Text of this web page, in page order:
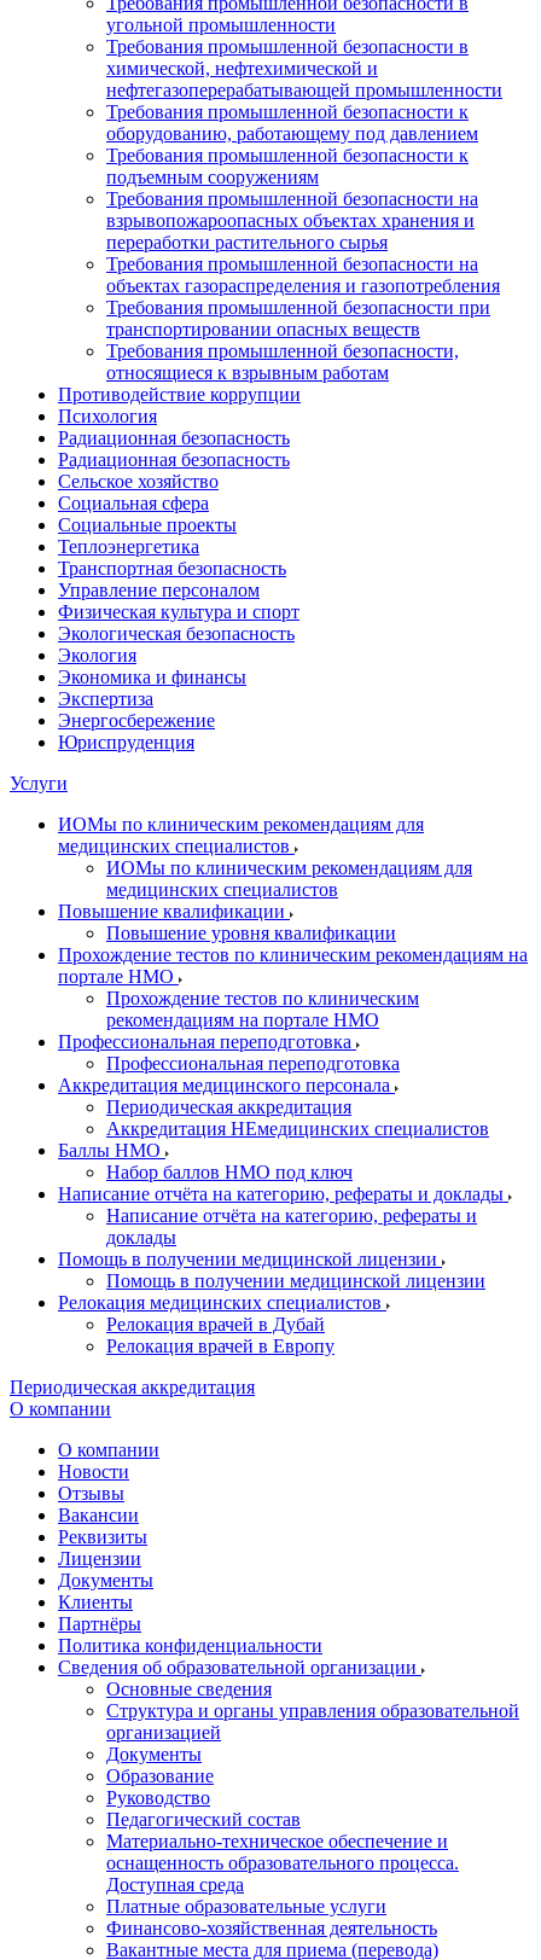
угольной промышленности
Требования промышленной безопасности в
химической, нефтехимической и
нефтегазоперерабатывающей промышленности
Требования промышленной безопасности к
оборудованию, работающему под давлением
Требования промышленной безопасности к
подъемным сооружениям
Требования промышленной безопасности на
взрывопожароопасных объектах хранения и
переработки растительного сырья
Требования промышленной безопасности на
объектах газораспределения и газопотребления
Требования промышленной безопасности при
транспортировании опасных веществ
Требования промышленной безопасности,
относящиеся к взрывным работам
Противодействие коррупции
Психология
Радиационная безопасность
Радиационная безопасность
Сельское хозяйство
Социальная сфера
Социальные проекты
Теплоэнергетика
Транспортная безопасность
Управление персоналом
Физическая культура и спорт
Экологическая безопасность
Экология
Экономика и финансы
Экспертиза
Энергосбережение
Юриспруденция
Услуги
ИОМы по клиническим рекомендациям для
медицинских специалистов
ИОМы по клиническим рекомендациям для
медицинских специалистов
Повышение квалификации
Повышение уровня квалификации
Прохождение тестов по клиническим рекомендациям на
портале НМО
Прохождение тестов по клиническим
рекомендациям на портале НМО
Профессиональная переподготовка
Профессиональная переподготовка
Аккредитация медицинского персонала
Периодическая аккредитация
Аккредитация НЕмедицинских специалистов
Баллы НМО
Набор баллов НМО под ключ
Написание отчёта на категорию, рефераты и доклады
Написание отчёта на категорию, рефераты и
доклады
Помощь в получении медицинской лицензии
Помощь в получении медицинской лицензии
Релокация медицинских специалистов
Релокация врачей в Дубай
Релокация врачей в Европу
Периодическая аккредитация
О компании
О компании
Новости
Отзывы
Вакансии
Реквизиты
Лицензии
Документы
Клиенты
Партнёры
Политика конфиденциальности
Сведения об образовательной организации
Основные сведения
Структура и органы управления образовательной
организацией
Документы
Образование
Руководство
Педагогический состав
Материально-техническое обеспечение и
оснащенность образовательного процесса.
Доступная среда
Платные образовательные услуги
Финансово-хозяйственная деятельность
Вакантные места для приема (перевода)